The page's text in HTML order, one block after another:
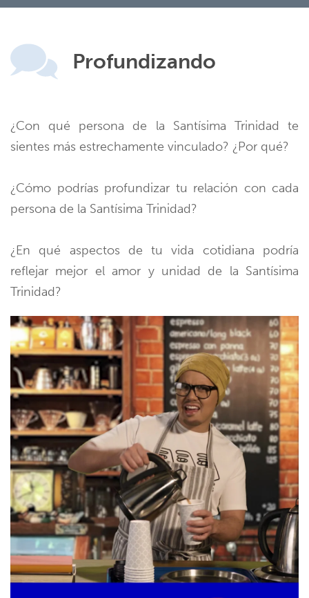
Profundizando
¿Con qué persona de la Santísima Trinidad te
sientes más estrechamente vinculado? ¿Por qué?
¿Cómo podrías profundizar tu relación con cada
persona de la Santísima Trinidad?
¿En qué aspectos de tu vida cotidiana podría
reflejar mejor el amor y unidad de la Santísima
Trinidad?